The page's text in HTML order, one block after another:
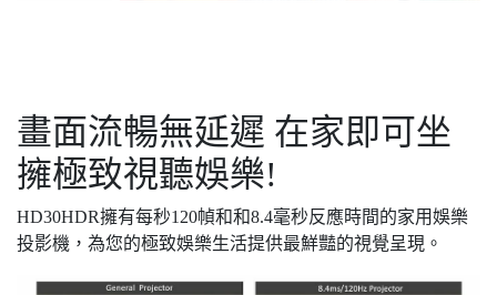
畫面流暢無延遲 在家即可坐
擁極致視聽娛樂!
HD30HDR擁有每秒120幀和和8.4毫秒反應時間的家用娛樂
投影機，為您的極致娛樂生活提供最鮮豔的視覺呈現。